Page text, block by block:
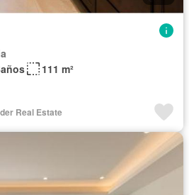
111 m²
Real Estate